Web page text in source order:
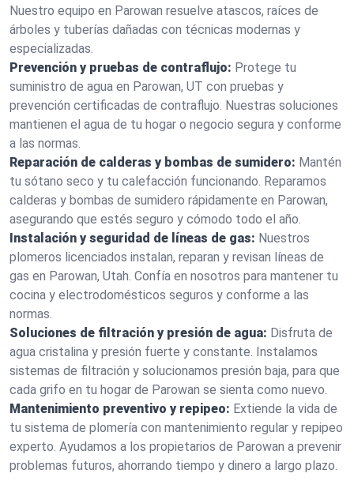
Nuestro equipo en Parowan resuelve atascos, raíces de
árboles y tuberías dañadas con técnicas modernas y
especializadas.
Prevención y pruebas de contraflujo: Protege tu
suministro de agua en Parowan, UT con pruebas y
prevención certificadas de contraflujo. Nuestras soluciones
mantienen el agua de tu hogar o negocio segura y conforme
a las normas.
Reparación de calderas y bombas de sumidero: Mantén
tu sótano seco y tu calefacción funcionando. Reparamos
calderas y bombas de sumidero rápidamente en Parowan,
asegurando que estés seguro y cómodo todo el año.
Instalación y seguridad de líneas de gas: Nuestros
plomeros licenciados instalan, reparan y revisan líneas de
gas en Parowan, Utah. Confía en nosotros para mantener tu
cocina y electrodomésticos seguros y conforme a las
normas.
Soluciones de filtración y presión de agua: Disfruta de
agua cristalina y presión fuerte y constante. Instalamos
sistemas de filtración y solucionamos presión baja, para que
cada grifo en tu hogar de Parowan se sienta como nuevo.
Mantenimiento preventivo y repipeo: Extiende la vida de
tu sistema de plomería con mantenimiento regular y repipeo
experto. Ayudamos a los propietarios de Parowan a prevenir
problemas futuros, ahorrando tiempo y dinero a largo plazo.